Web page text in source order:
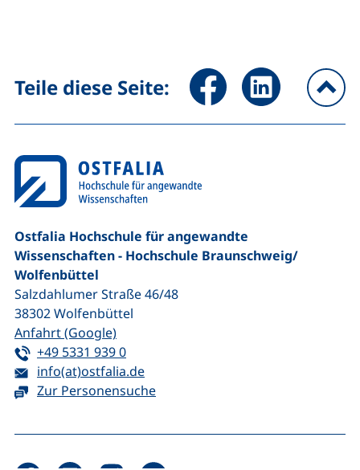
Teile diese Seite: Seite über Facebook teilen
Seite über
Ostfalia Hochschule für angewandte
Wissenschaften - Hochschule Braunschweig/​
Wolfenbüttel
Salzdahlumer Straße 46/48
38302Wolfenbüttel
Anfahrt (Google)(externer Link, öffnet neues Fenster)
Tel:
+49 5331 939 0(startet einen Telefonanruf, wenn Ihr
E-Mail:
info(at)ostfalia.de(öffnet Ihr E-Mail-Programm)
Zur Personensuche